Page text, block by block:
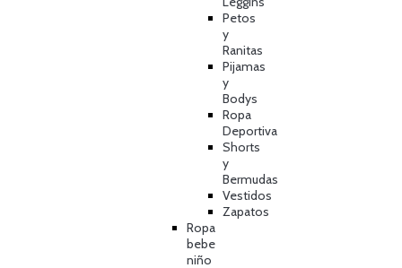
Petos
y
Ranitas
Pijamas
y
Bodys
Ropa
Deportiva
Shorts
y
Bermudas
Vestidos
Zapatos
Ropa
bebe
niño